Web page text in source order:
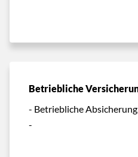
Betriebliche
- Betriebliche
-